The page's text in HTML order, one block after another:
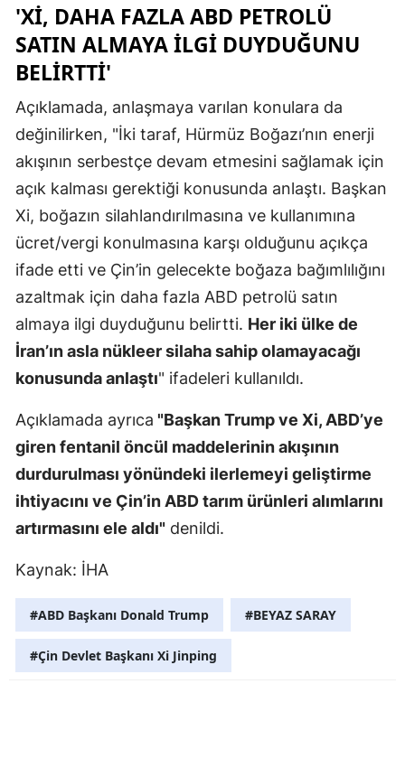
İzmir
Kastamonu
Kayseri
Kırşehir
Kocaeli
Konya
Kütahya
Manisa
Mardin
Nevşehir
'XI, DAHA FAZLA ABD PETROLÜ
SATIN ALMAYA ILGI DUYDUĞUNU
BELIRTTI'
Açıklamada, anlaşmaya varılan konulara da
değinilirken, "İki taraf, Hürmüz Boğazı’nın enerji
akışının serbestçe devam etmesini sağlamak için
açık kalması gerektiği konusunda anlaştı. Başkan
Xi, boğazın silahlandırılmasına ve kullanımına
ücret/vergi konulmasına karşı olduğunu açıkça
ifade etti ve Çin’in gelecekte boğaza bağımlılığını
azaltmak için daha fazla ABD petrolü satın
almaya ilgi duyduğunu belirtti. Her iki ülke de
İran’ın asla nükleer silaha sahip olamayacağı
konusunda anlaştı" ifadeleri kullanıldı.
Açıklamada ayrıca "Başkan Trump ve Xi, ABD’ye
giren fentanil öncül maddelerinin akışının
durdurulması yönündeki ilerlemeyi geliştirme
ihtiyacını ve Çin’in ABD tarım ürünleri alımlarını
artırmasını ele aldı" denildi.
Kaynak: İHA
#ABD Başkanı Donald Trump #BEYAZ SARAY
#Çin Devlet Başkanı Xi Jinping